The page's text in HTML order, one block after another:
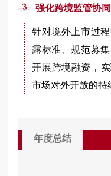
3 强化跨境监管协同
针对境外上市过
露标准、规范募
开展跨境融资，
市场对外开放的持
年度总结